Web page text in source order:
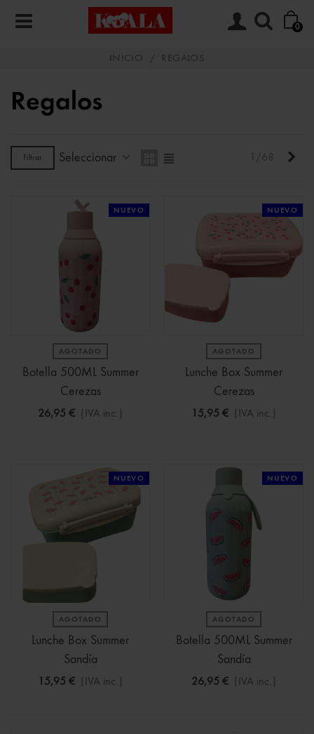
0
INICIO / REGALOS
Regalos
Filtrar Seleccionar 1/68
NUEVO
AGOTADO
Botella 500ML Summer
Cerezas
26,95 € (IVA inc.)
NUEVO
AGOTADO
Lunche Box Summer
Cerezas
15,95 € (IVA inc.)
NUEVO
AGOTADO
Lunche Box Summer
Sandía
15,95 € (IVA inc.)
NUEVO
AGOTADO
Botella 500ML Summer
Sandía
26,95 € (IVA inc.)